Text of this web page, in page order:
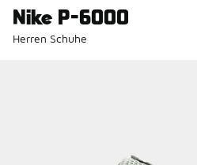
Nike P-6000
Herren Schuhe